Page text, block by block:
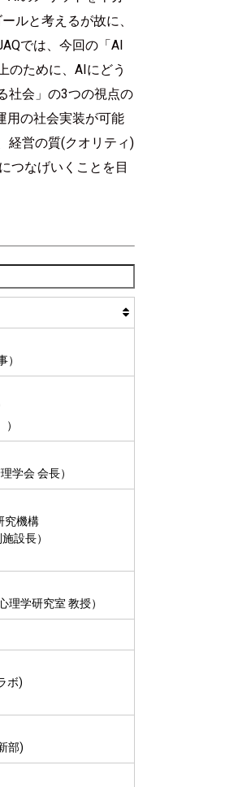
ルと考えるが故に、
では、今回の「AI
のために、AIにどう
社会」の3つの視点の
用の社会実装が可能
経営の質(クオリティ)
つなげいくことを目
）
学会 会⾧）
研究機構
設⾧）
理学研究室 教授）
ボ)
部)